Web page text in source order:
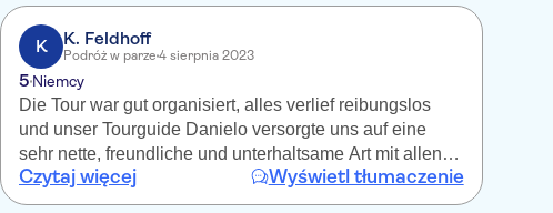
K K. Feldhoff
Podróż w parze 4 sierpnia 2023
5 Niemcy
Die Tour war gut organisiert, alles verlief reibungslos
und unser Tourguide Danielo versorgte uns auf eine
sehr nette, freundliche und unterhaltsame Art mit allen
wichtigen Informationen . ????
Czytaj więcej Wyświetl tłumaczenie